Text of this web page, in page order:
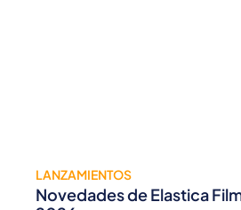
LANZAMIENTOS
Novedades de Elastica